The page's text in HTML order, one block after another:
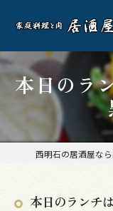
本日のラ
本日のランチ